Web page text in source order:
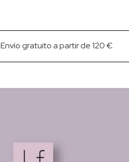
Envío gratuito a partir de 120 €